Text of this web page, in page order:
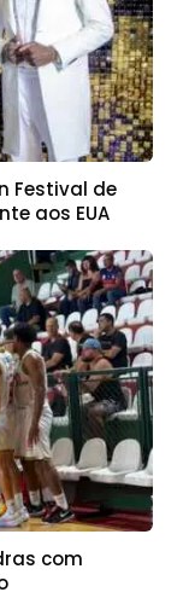
Festival de
aos EUA
com